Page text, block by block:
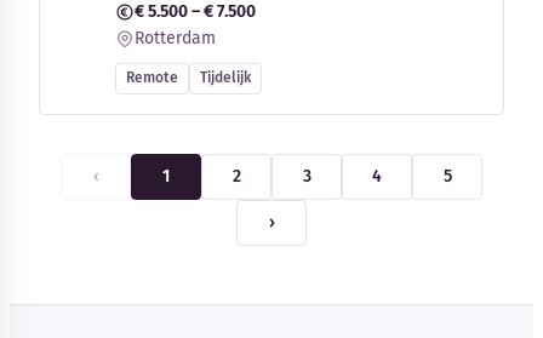
€ 5.500 – € 7.500
Rotterdam
Remote Tijdelijk
‹ 1 2 3 4 5
›